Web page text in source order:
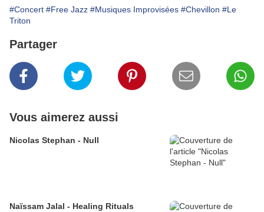
#Concert #Free Jazz #Musiques Improvisées #Chevillon #Le
Triton
Partager
Vous aimerez aussi
Nicolas Stephan - Null
Naïssam Jalal - Healing Rituals